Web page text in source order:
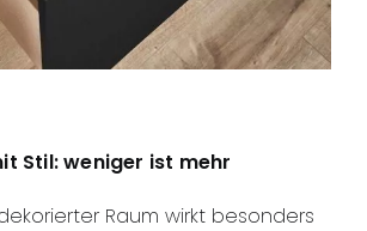
Stil: weniger ist mehr
Raum wirkt besonders